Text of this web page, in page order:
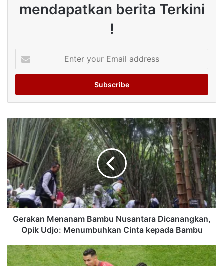
mendapatkan berita Terkini
!
your
Email
Gerakan Menanam Bambu Nusantara Dicanangkan,
Opik Udjo: Menumbuhkan Cinta kepada Bambu